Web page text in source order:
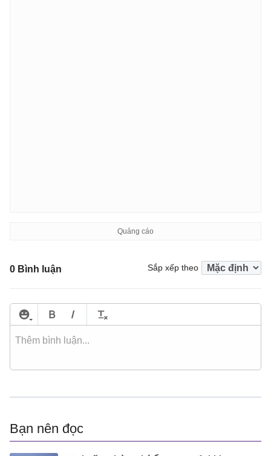
0 Bình luận Sắp xếp theo
Bạn nên đọc